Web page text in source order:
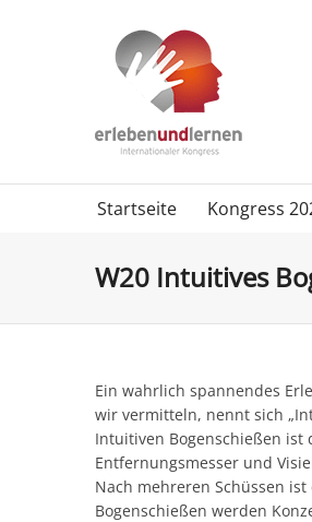
Startseite Kongress
W20 Intuitives
Ein wahrlich spannendes
wir vermitteln, nennt sich
Intuitiven Bogenschießen ist
Entfernungsmesser und
Nach mehreren Schüssen
Bogenschießen werden